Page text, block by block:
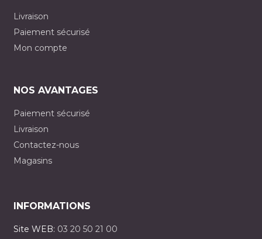
Livraison
Paiement sécurisé
Mon compte
NOS AVANTAGES
Paiement sécurisé
Livraison
Contactez-nous
Magasins
INFORMATIONS
Site WEB: 03 20 50 21 00